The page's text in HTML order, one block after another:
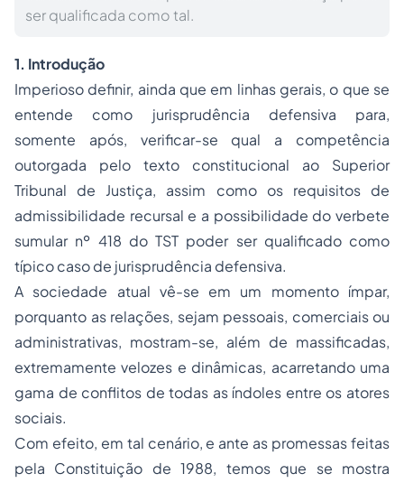
ser qualificada como tal.
1. Introdução
Imperioso definir, ainda que em linhas gerais, o que se
entende como jurisprudência defensiva para,
somente após, verificar-se qual a competência
outorgada pelo texto constitucional ao Superior
Tribunal de Justiça, assim como os requisitos de
admissibilidade recursal e a possibilidade do verbete
sumular nº 418 do TST poder ser qualificado como
típico caso de jurisprudência defensiva.
A sociedade atual vê-se em um momento ímpar,
porquanto as relações, sejam pessoais, comerciais ou
administrativas, mostram-se, além de massificadas,
extremamente velozes e dinâmicas, acarretando uma
gama de conflitos de todas as índoles entre os atores
sociais.
Com efeito, em tal cenário, e ante as promessas feitas
pela Constituição de 1988, temos que se mostra